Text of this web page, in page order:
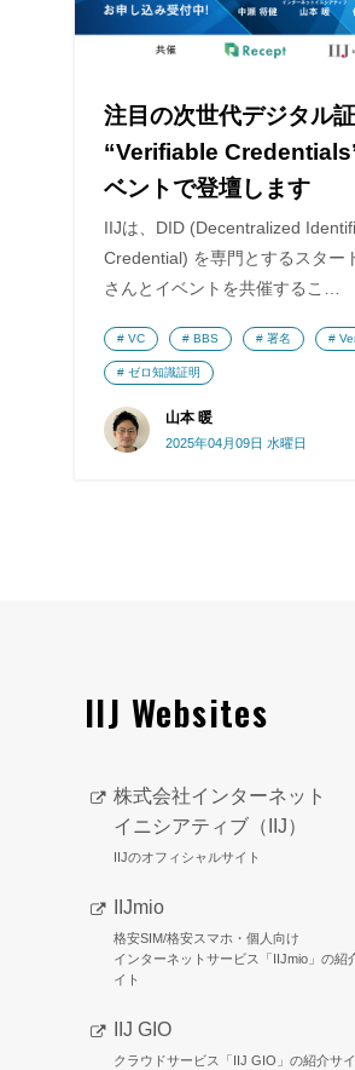
注目の次世代デジタル
“Verifiable
ベントで登壇します
IIJは、DID (Decentralized
Credential) を専門とするスター
さんとイベントを共催するこ…
山本 暖
2025年04月09日 水曜日
VC BBS 署名
ゼロ知識証明
IIJ Websites
株式会社インターネット
イニシアティブ（IIJ）
IIJのオフィシャルサイト
IIJmio
格安SIM/格安スマホ・個人向け
インターネットサービス「IIJmio」の紹
イト
IIJ GIO
クラウドサービス「IIJ GIO」の紹介サイ